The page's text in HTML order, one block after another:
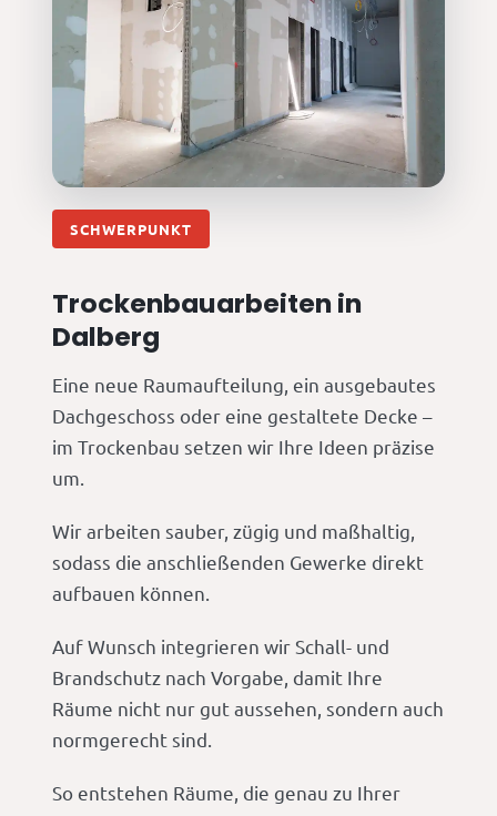
SCHWERPUNKT
Trockenbauarbeiten in
Dalberg
Eine neue Raumaufteilung, ein ausgebautes
Dachgeschoss oder eine gestaltete Decke –
im Trockenbau setzen wir Ihre Ideen präzise
um.
Wir arbeiten sauber, zügig und maßhaltig,
sodass die anschließenden Gewerke direkt
aufbauen können.
Auf Wunsch integrieren wir Schall- und
Brandschutz nach Vorgabe, damit Ihre
Räume nicht nur gut aussehen, sondern auch
normgerecht sind.
So entstehen Räume, die genau zu Ihrer